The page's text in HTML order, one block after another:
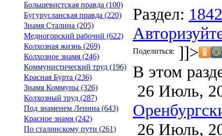
Большевистская правда (100)
Бугурусланская правда (220)
Знамя Сталина (205)
Медногорский рабочий (622)
Колхозная жизнь (269)
Колхозное знамя (246)
Коммунистический труд (196)
Красная Бурта (236)
Знамя Коммуны (326)
Колхозный труд (287)
Под знаменем Ленина (643)
Красное знамя (242)
По сталинскому пути (261)
Раздел: 1842
Поделиться: ]]>
В этом
26 Июль,
26 Июль,